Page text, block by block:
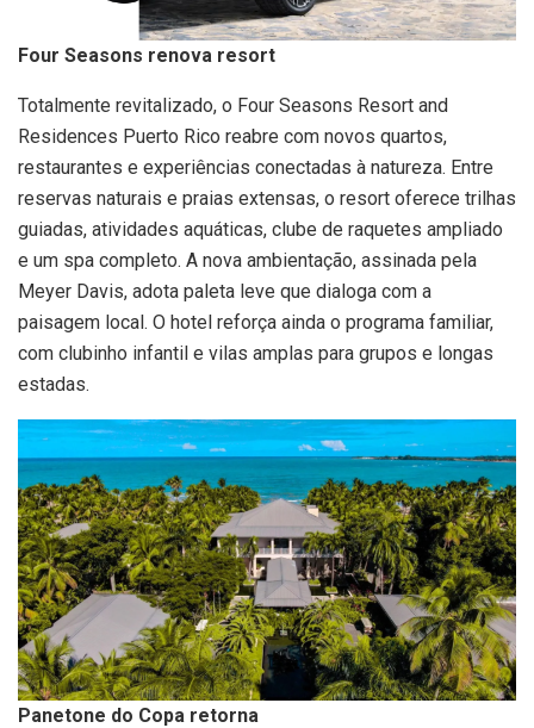
Four Seasons renova resort
Totalmente revitalizado, o Four Seasons Resort and
Residences Puerto Rico reabre com novos quartos,
restaurantes e experiências conectadas à natureza. Entre
reservas naturais e praias extensas, o resort oferece trilhas
guiadas, atividades aquáticas, clube de raquetes ampliado
e um spa completo. A nova ambientação, assinada pela
Meyer Davis, adota paleta leve que dialoga com a
paisagem local. O hotel reforça ainda o programa familiar,
com clubinho infantil e vilas amplas para grupos e longas
estadas.
Panetone do Copa retorna